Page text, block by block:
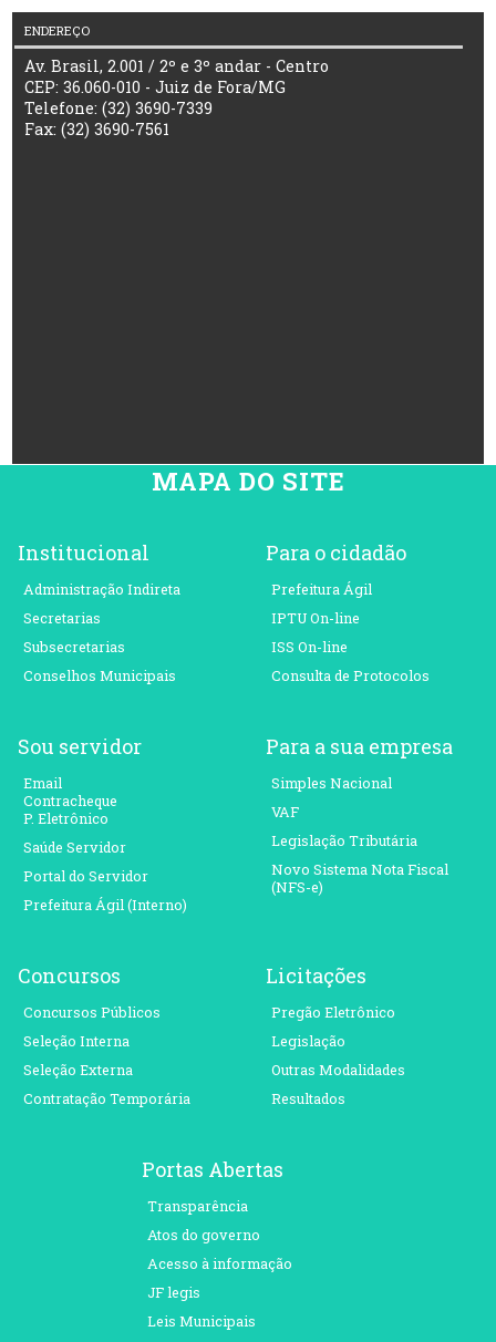
ENDEREÇO
Av. Brasil, 2.001 / 2º e 3º andar - Centro
CEP: 36.060-010 - Juiz de Fora/MG
Telefone: (32) 3690-7339
Fax: (32) 3690-7561
MAPA DO SITE
Institucional
Administração Indireta
Secretarias
Subsecretarias
Conselhos Municipais
Para o cidadão
Prefeitura Ágil
IPTU On-line
ISS On-line
Consulta de Protocolos
Sou servidor
Email
Contracheque
P. Eletrônico
Saúde Servidor
Portal do Servidor
Prefeitura Ágil (Interno)
Para a sua empresa
Simples Nacional
VAF
Legislação Tributária
Novo Sistema Nota Fiscal
(NFS-e)
Concursos
Concursos Públicos
Seleção Interna
Seleção Externa
Contratação Temporária
Licitações
Pregão Eletrônico
Legislação
Outras Modalidades
Resultados
Portas Abertas
Transparência
Atos do governo
Acesso à informação
JF legis
Leis Municipais